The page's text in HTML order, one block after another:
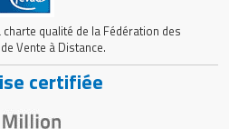
qualité de la Fédération des
Vente à Distance.
certifiée